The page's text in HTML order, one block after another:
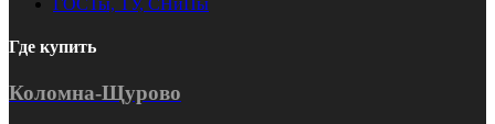
ГОСТы, ТУ, СНиПы
Где купить
Коломна-Щурово